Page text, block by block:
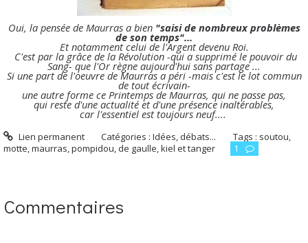
Oui, la pensée de Maurras a bien "saisi de nombreux problèmes
de son temps"...
Et notamment celui de l'Argent devenu Roi.
C'est par la grâce de la Révolution -qui a supprimé le pouvoir du
Sang- que l'Or règne aujourd'hui sans partage ...
Si une part de l'oeuvre de Maurras a péri -mais c'est le lot commun
de tout écrivain-
une autre forme ce Printemps de Maurras, qui ne passe pas,
qui reste d'une actualité et d'une présence inaltérables,
car l'essentiel est toujours neuf....
Lien permanent Catégories :Idées, débats... Tags : soutou,
motte,maurras,pompidou, de gaulle,kiel et tanger 1
Commentaires